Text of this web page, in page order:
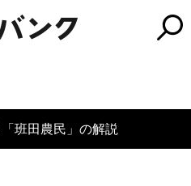
「班田農民」の解説